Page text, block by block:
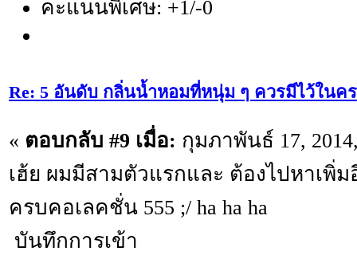
คะแนนพิเศษ: +1/-0
Re: 5 อันดับ กลิ่นน้ำหอมที่หนุ่ม ๆ ควรมีไว้ในค
« ตอบกลับ #9 เมื่อ: กุมภาพันธ์ 17,
เฮ้ย ผมมีสามตัวแรกและ ต้องไปหาเพิ่
ครบคอเลคชั่น 555 ;/ ha ha ha
บันทึกการเข้า